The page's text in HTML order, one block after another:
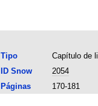
Tipo
Capítulo de
ID Snow
2054
Páginas
170-181